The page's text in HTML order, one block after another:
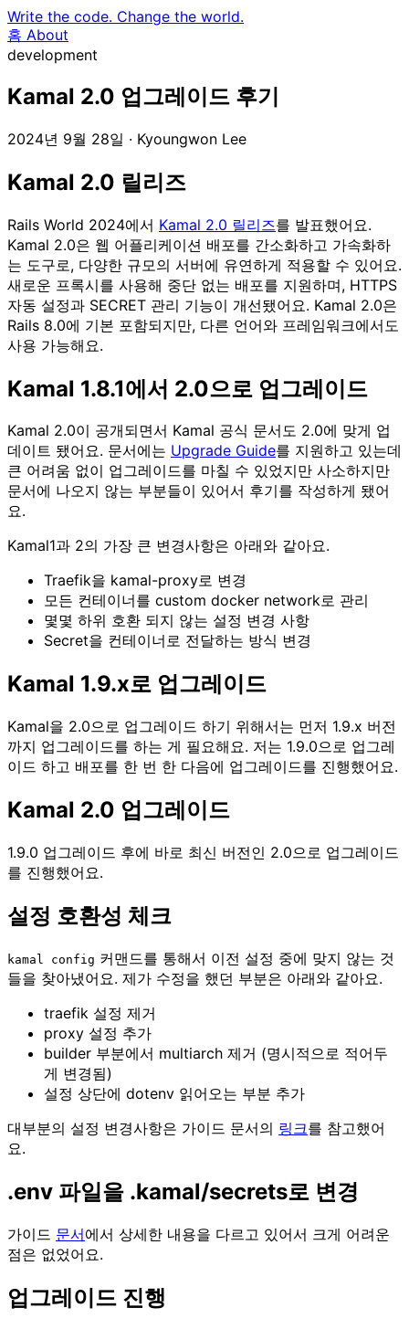
Write the code. Change the world.
홈 About
development
Kamal 2.0 업그레이드 후기
2024년 9월 28일 · Kyoungwon Lee
Kamal 2.0 릴리즈
Rails World 2024에서 Kamal 2.0 릴리즈를 발표했어요.
Kamal 2.0은 웹 어플리케이션 배포를 간소화하고 가속화하
는 도구로, 다양한 규모의 서버에 유연하게 적용할 수 있어요.
새로운 프록시를 사용해 중단 없는 배포를 지원하며, HTTPS
자동 설정과 SECRET 관리 기능이 개선됐어요. Kamal 2.0은
Rails 8.0에 기본 포함되지만, 다른 언어와 프레임워크에서도
사용 가능해요.
Kamal 1.8.1에서 2.0으로 업그레이드
Kamal 2.0이 공개되면서 Kamal 공식 문서도 2.0에 맞게 업
데이트 됐어요. 문서에는 Upgrade Guide를 지원하고 있는데
큰 어려움 없이 업그레이드를 마칠 수 있었지만 사소하지만
문서에 나오지 않는 부분들이 있어서 후기를 작성하게 됐어
요.
Kamal1과 2의 가장 큰 변경사항은 아래와 같아요.
Traefik을 kamal-proxy로 변경
모든 컨테이너를 custom docker network로 관리
몇몇 하위 호환 되지 않는 설정 변경 사항
Secret을 컨테이너로 전달하는 방식 변경
Kamal 1.9.x로 업그레이드
Kamal을 2.0으로 업그레이드 하기 위해서는 먼저 1.9.x 버전
까지 업그레이드를 하는 게 필요해요. 저는 1.9.0으로 업그레
이드 하고 배포를 한 번 한 다음에 업그레이드를 진행했어요.
Kamal 2.0 업그레이드
1.9.0 업그레이드 후에 바로 최신 버전인 2.0으로 업그레이드
를 진행했어요.
설정 호환성 체크
kamal config 커맨드를 통해서 이전 설정 중에 맞지 않는 것
들을 찾아냈어요. 제가 수정을 했던 부분은 아래와 같아요.
traefik 설정 제거
proxy 설정 추가
builder 부분에서 multiarch 제거 (명시적으로 적어두
게 변경됨)
설정 상단에 dotenv 읽어오는 부분 추가
대부분의 설정 변경사항은 가이드 문서의 링크를 참고했어
요.
.env 파일을 .kamal/secrets로 변경
가이드 문서에서 상세한 내용을 다르고 있어서 크게 어려운
점은 없었어요.
업그레이드 진행